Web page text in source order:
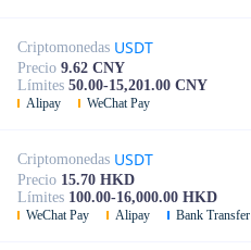
Criptomonedas USDT
Precio 9.62 CNY
Límites 50.00-15,201.00 CNY
Alipay WeChat Pay
Criptomonedas USDT
Precio 15.70 HKD
Límites 100.00-16,000.00 HKD
WeChat Pay Alipay Bank Transfer